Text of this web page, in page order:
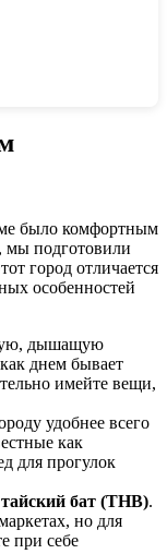
было комфортным
мы подготовили
город отличается
особенностей
дышащую
днем бывает
имейте вещи,
удобнее всего
как
для прогулок
тайский бат (THB).
но для
при себе